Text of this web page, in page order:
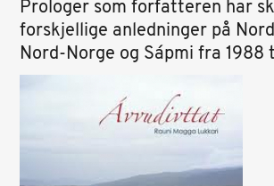
Prologer som forfatteren har
forskjellige anledninger på
Nord-Norge og Sápmi fra